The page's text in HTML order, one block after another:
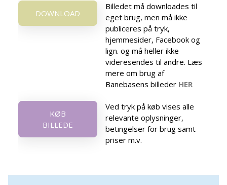
DOWNLOAD
Billedet må downloades til
eget brug, men må ikke
publiceres på tryk,
hjemmesider, Facebook og
lign. og må heller ikke
videresendes til andre. Læs
mere om brug af
Banebasens billeder HER
KØB
BILLEDE
Ved tryk på køb vises alle
relevante oplysninger,
betingelser for brug samt
priser m.v.